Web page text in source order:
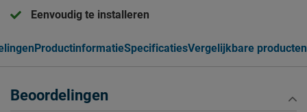
Eenvoudig te installeren
ProductinformatieSpecificatiesVergelijkbare producten
Beoordelingen